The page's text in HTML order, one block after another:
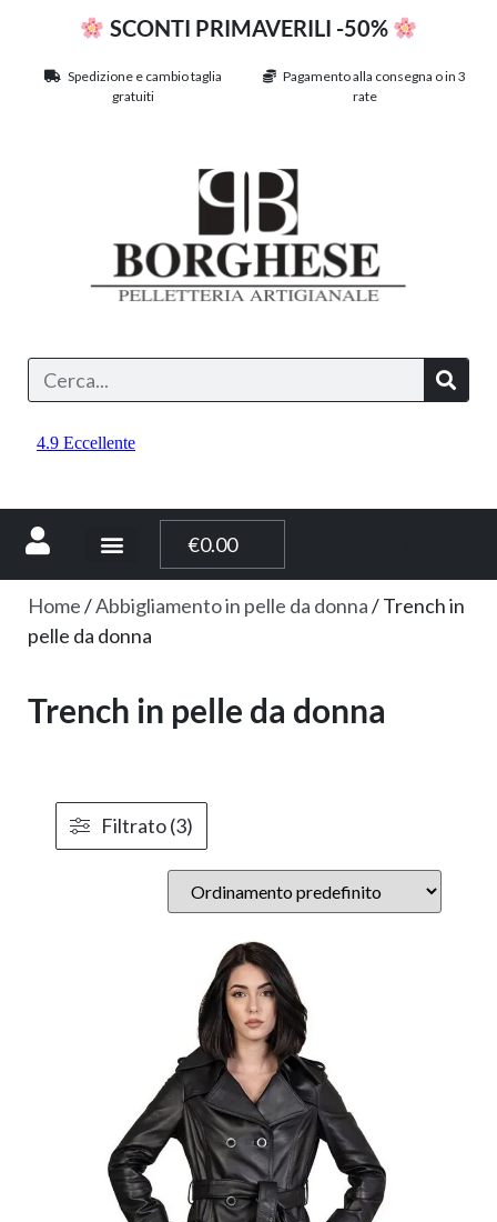
SCONTI PRIMAVERILI -50%
Spedizione e cambio taglia
gratuiti
Pagamento alla consegna o in 3
rate
€0.00
Home/Abbigliamento in pelle da donna/ Trench in
pelle da donna
Trench in pelle da donna
Filtrato (3)